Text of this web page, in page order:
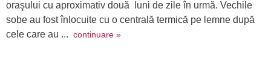
oraşului cu aproximativ două luni de zile în urmă. Vechile
sobe au fost înlocuite cu o centrală termică pe lemne după
cele care au ... continuare »